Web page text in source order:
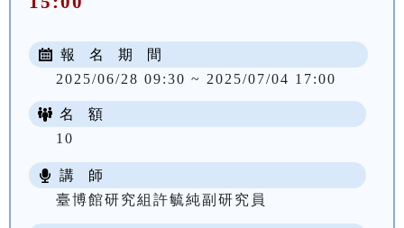
報 名 期 間
2025/06/28 09:30 ~ 2025/07/04 17:00
名 額
10
講 師
臺博館研究組許毓純副研究員